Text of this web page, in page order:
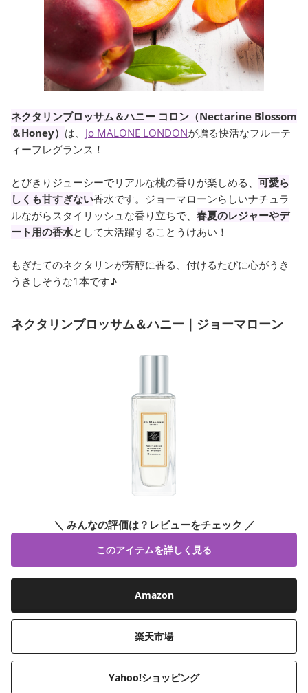
ネクタリンブロッサム＆ハニー コロン（Nectarine Blossom
＆Honey） は、 Jo MALONE LONDONが贈る快活なフルーテ
ィーフレグランス！
とびきりジューシーでリアルな桃の香りが楽しめる、 可愛ら
しくも甘すぎない香水です。ジョーマローンらしいナチュラ
ルながらスタイリッシュな香り立ちで、 春夏のレジャーやデ
ート用の香水として大活躍することうけあい！
もぎたてのネクタリンが芳醇に香る、付けるたびに心がうき
うきしそうな1本です♪
ネクタリンブロッサム＆ハニー｜ジョーマローン
＼ みんなの評価は？レビューをチェック ／
このアイテムを詳しく見る
Amazon
楽天市場
Yahoo!ショッピング